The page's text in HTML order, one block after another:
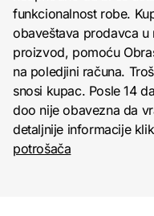
funkcionalnost robe.
obaveštava prodavca u
proizvod, pomoću
na poledjini računa.
snosi kupac. Posle 14
doo nije obavezna da
detaljnije informacije
potrošača